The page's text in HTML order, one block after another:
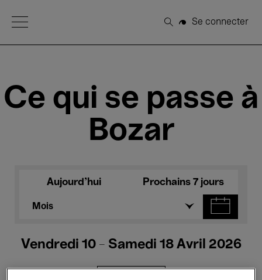
Open Menu
Rechercher
Se connecter
Ce qui se passe à
Bozar
Aujourd'hui Prochains 7 jours
Mois
Vendredi 10 - Samedi 18 Avril 2026